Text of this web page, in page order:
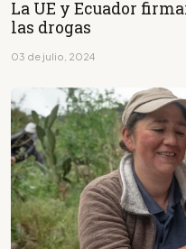
La UE y Ecuador
las drogas
03 de julio, 2024